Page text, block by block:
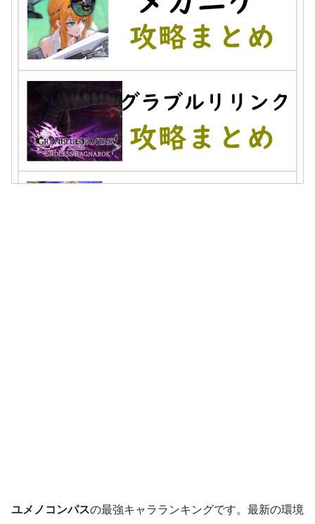
ユメノコンパスの最強キャラランキングです。最新の環境